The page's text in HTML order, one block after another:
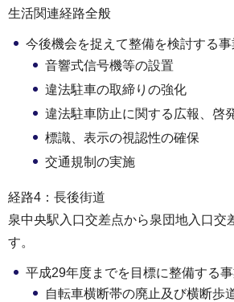
生活関連経路全般
今後機会を捉えて整備を検討する事
音響式信号機等の設置
違法駐車の取締りの強化
違法駐車防止に関する広報、啓
標識、表示の視認性の確保
交通規制の実施
経路4：長後街道
泉中央駅入口交差点から泉団地入口交
す。
平成29年度までを目標に整備する
自転車横断帯の廃止及び横断歩